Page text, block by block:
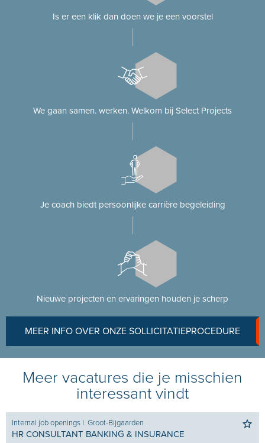
Is er een klik dan doen we je een voorstel
We gaan samen. werken. Welkom bij Select Projects
Je coach biedt persoonlijke carrière begeleiding
Nieuwe projecten en ervaringen houden je scherp
MEER INFO OVER ONZE SOLLICITATIEPROCEDURE
Meer vacatures die je misschien
interessant vindt
Internal job openings I Groot-Bijgaarden
HR CONSULTANT BANKING & INSURANCE